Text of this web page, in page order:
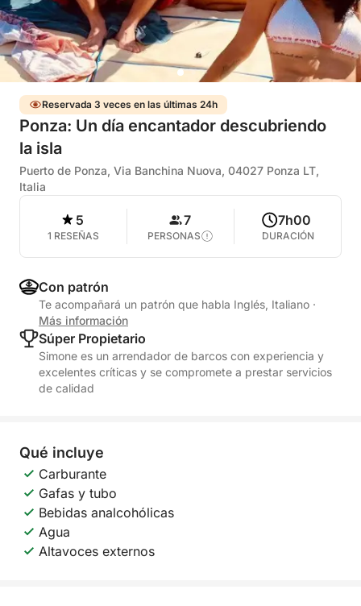
Reservada 3 veces en las últimas 24h
Ponza: Un día encantador descubriendo
la isla
Puerto de Ponza, Via Banchina Nuova, 04027 Ponza LT,
Italia
5
1 RESEÑAS
7
PERSONAS
7h00
DURACIÓN
Con patrón
Te acompañará un patrón que habla Inglés, Italiano ·
Más información
Súper Propietario
Simone es un arrendador de barcos con experiencia y
excelentes críticas y se compromete a prestar servicios
de calidad
Qué incluye
Carburante
Gafas y tubo
Bebidas analcohólicas
Agua
Altavoces externos